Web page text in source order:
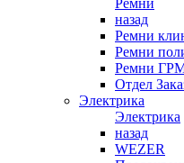
Ремни
назад
Ремни
Ремни
Ремни
Отдел
Электрика
Электрика
назад
WEZER